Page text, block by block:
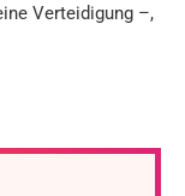
Verteidigung –,